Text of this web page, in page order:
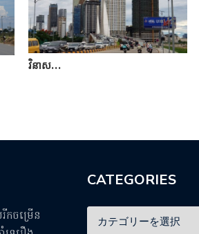
វិនាស…
ចម្រើន
CATEGORIES